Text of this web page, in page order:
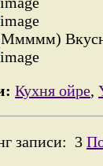
Кухня ойре,
записи: 3